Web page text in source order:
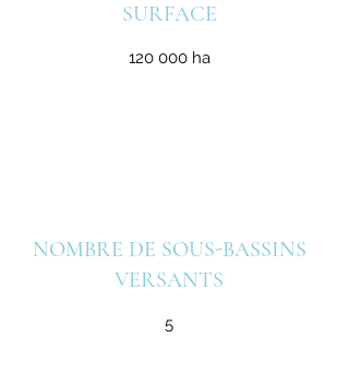
SURFACE
120 000 ha
NOMBRE DE SOUS-BASSINS
VERSANTS
5